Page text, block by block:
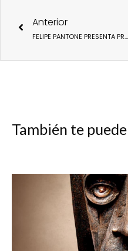
Anterior
FELIPE PANTONE PRESENTA PROSPECTIVA EN EL CCCC DE VALENCIA.
También te